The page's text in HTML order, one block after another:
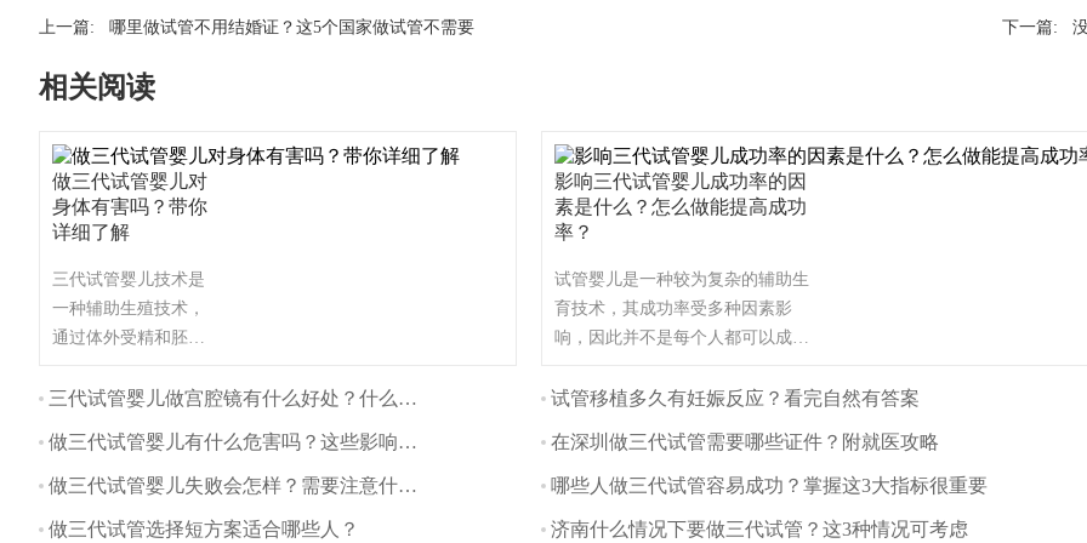
上一篇: 哪里做试管不用结婚证？这5个国家做试管不需要 下一篇:
相关阅读
做三代试管婴儿对
身体有害吗？带你
详细了解
三代试管婴儿技术是
一种辅助生殖技术，
通过体外受精和胚胎
不育夫妇生育。与自
管婴儿对身体的影响
主要体现在以下几个
三代试管婴儿做宫腔镜有什么好处？什么时间做最好？
做三代试管婴儿有什么危害吗？这些影响要注意
做三代试管婴儿失败会怎样？需要注意什么？
做三代试管选择短方案适合哪些人？
影响三代试管婴儿成功率的因
素是什么？怎么做能提高成功
率？
试管婴儿是一种较为复杂的辅助生
育技术，其成功率受多种因素影
响，因此并不是每个人都可以成
也有可能有些人做试管婴儿不能成
要因素有哪些呢？（如果还想了解
更多的试管婴儿流程、费用、成功
试管移植多久有妊娠反应？看完自然有答案
在深圳做三代试管需要哪些证件？附就医攻略
哪些人做三代试管容易成功？掌握这3大指标很重要
济南什么情况下要做三代试管？这3种情况可考虑